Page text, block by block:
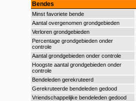
Bendes
Minst favoriete bende
Aantal overgenomen grondgebieden
Verloren grondgebieden
Percentage grondgebieden onder
controle
Aantal grondgebieden onder controle
Hoogste aantal grondgebieden onder
controle
Bendeleden gerekruteerd
Gerekruteerde bendeleden gedood
Vriendschappelijke bendeleden gedood